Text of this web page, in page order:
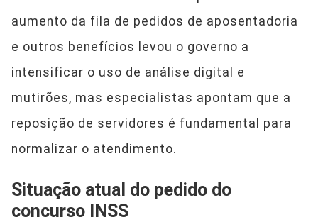
aumento da fila de pedidos de aposentadoria
e outros benefícios levou o governo a
intensificar o uso de análise digital e
mutirões, mas especialistas apontam que a
reposição de servidores é fundamental para
normalizar o atendimento.
Situação atual do pedido do
concurso INSS